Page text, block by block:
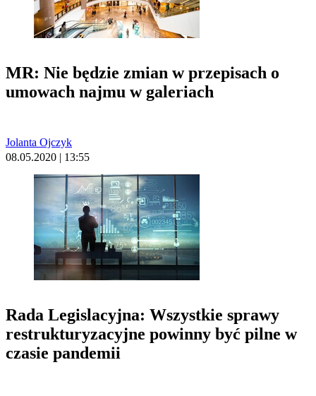
MR: Nie będzie zmian w przepisach o
umowach najmu w galeriach
Jolanta Ojczyk
08.05.2020 | 13:55
Rada Legislacyjna: Wszystkie sprawy
restrukturyzacyjne powinny być pilne w
czasie pandemii